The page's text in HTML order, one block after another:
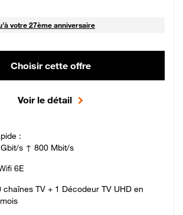
mois
votre 27ème anniversaire
Choisir cette offre
Voir le détail
:
s ↑ 800 Mbit/s
6E
chaînes TV + 1 Décodeur TV UHD en